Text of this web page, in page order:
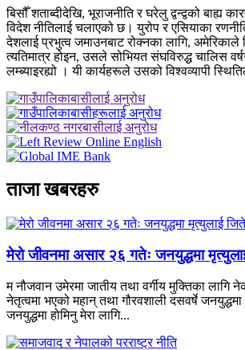
बिसौँ शताब्दीदेखि, भूराजनीति र घरेलु द्वन्द्वको बाह्य
विदेश नीतिलाई चलाएको छ। युरोप र एसियाका
देशलाई प्रभुत्व जमाउनबाट रोक्नका लागि, अमेरिकाले
त्यतिमात्र होइन, उसले सोभियत संघविरुद्ध चालिस
लम्ब्याइरह्यो । यी कार्यहरूले उसको विश्वव्यापी
ताजा खबरहरु
मेरो जीवनमा असार २६ गतेः जनयुद्धमा
म नौजवान उमेरमा जातीय तथा वर्गीय मुक्तिका लागि
नेतृत्वमा भएको महान् तथा गौरवशाली दसवर्षे
जनयुद्धमा होमिनु मेरा लागि...